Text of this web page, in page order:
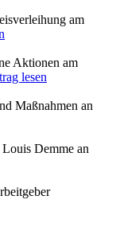
am
Aktionen am
lesen
Maßnahmen an
Demme an